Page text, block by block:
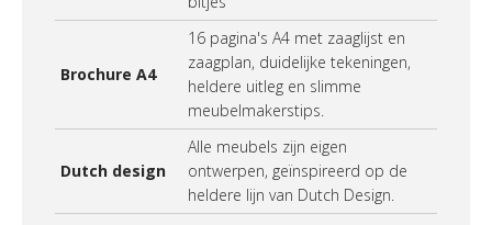
Brochure A4
16 pagina's A4 met zaaglijst en
zaagplan, duidelijke tekeningen,
heldere uitleg en slimme
meubelmakerstips.
Dutch design
Alle meubels zijn eigen
ontwerpen, geïnspireerd op de
heldere lijn van Dutch Design.